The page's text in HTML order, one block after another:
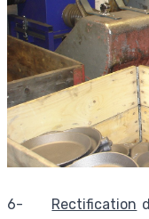
6- Rectification